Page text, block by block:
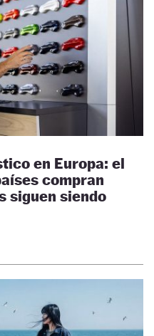
en Europa: el
compran
siguen siendo